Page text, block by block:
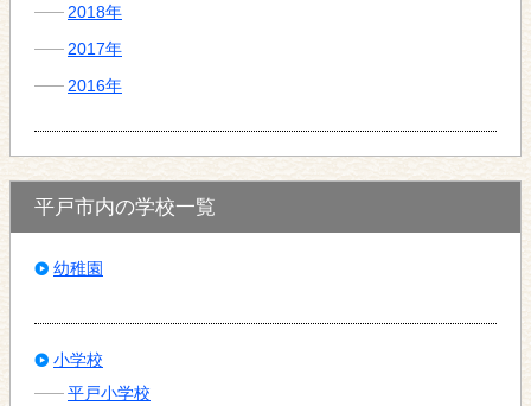
2018年
2017年
2016年
平戸市内の学校一覧
幼稚園
小学校
平戸小学校